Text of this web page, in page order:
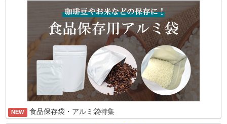
NEW 食品保存袋・アルミ袋特集